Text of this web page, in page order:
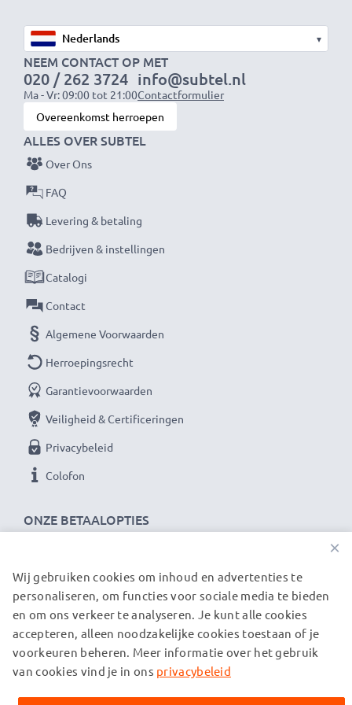
Spanning: 7.2V - 7.4V
Celtype: Lithium Ion
Kleur: grijs
De vervangende accu voor je toestel van CELLONIC –
biedt de beste kwaliteit tegen een optimale
★ 3 jaar garantie ★
Als internationale speciaalzaak sinds 2004 weten wij,
waar het bij hoogwaardige producten op aankomt.
Daarom verlenen wij een garantie van 36 maanden!
▾
NEEM CONTACT OP MET
020 / 262 3724
Ma - Vr: 09:00 tot 21:00
info@subtel.nl
Contactformulier
Overeenkomst herroepen
ONZE BETAALOPTIES
ALLES OVER SUBTEL
Over Ons
FAQ
Levering & betaling
Bedrijven & instellingen
Catalogi
Contact
Algemene Voorwaarden
Herroepingsrecht
Garantievoorwaarden
Veiligheid & Certificeringen
Privacybeleid
Colofon
ONZE VERZENDPARTNERS
© subtel.nl 2026
Alle prijzen zijn inclusief btw en exclusief verzendkosten.
Houd er rekening mee dat alle genoemde handelsmerken de
uitsluitend worden vermeld om informatie over onze
×
Wij gebruiken cookies om inhoud en advertenties te
personaliseren, om functies voor sociale media te bieden
en om ons verkeer te analyseren. Je kunt alle cookies
accepteren, alleen noodzakelijke cookies toestaan of je
voorkeuren beheren. Meer informatie over het gebruik
van cookies vind je in ons privacybeleid